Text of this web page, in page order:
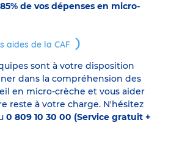
de vos dépenses en micro-
aides de la CAF
sont à votre disposition
dans la compréhension des
en micro-crèche et vous aider
reste à votre charge. N'hésitez
0 809 10 30 00 (Service gratuit +